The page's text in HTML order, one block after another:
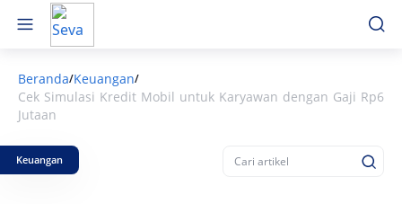
Beranda/Keuangan/
Cek Simulasi Kredit Mobil untuk Karyawan dengan Gaji Rp6
Jutaan
Keuangan